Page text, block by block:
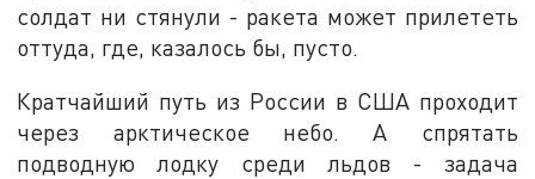
солдат ни стянули - ракета может прилететь
оттуда, где, казалось бы, пусто.
Кратчайший путь из России в США проходит
через арктическое небо. А спрятать
подводную лодку среди льдов - задача